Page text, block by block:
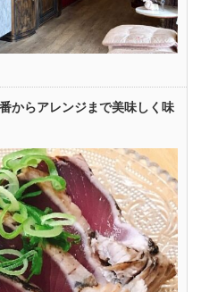
からアレンジまで美味しく味